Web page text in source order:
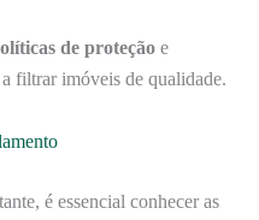
de proteção e
filtrar imóveis de qualidade.
é essencial conhecer as